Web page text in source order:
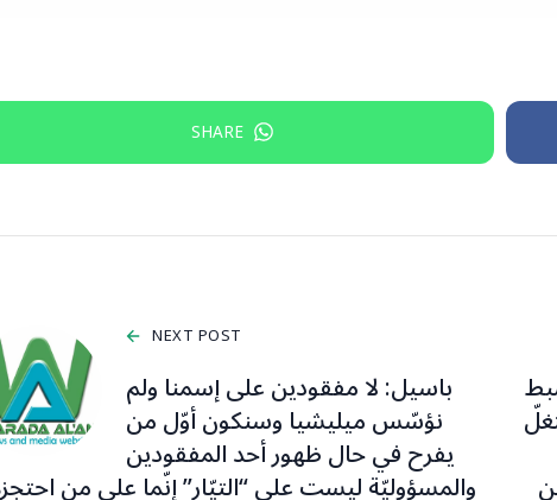
SHARE
NEXT POST
باسيل: لا مفقودين على إسمنا ولم
نؤسّس ميليشيا وسنكون أوّل من
يفرح في حال ظهور أحد المفقودين
والمسؤوليّة ليست على “التيّار” إنّما على من